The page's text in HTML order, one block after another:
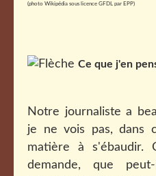
(photo Wikipédia sous licence GFDL par EPP)
Ce que j'en
Notre journaliste a
je ne vois pas, dans
matière à s'ébaudir.
demande, que